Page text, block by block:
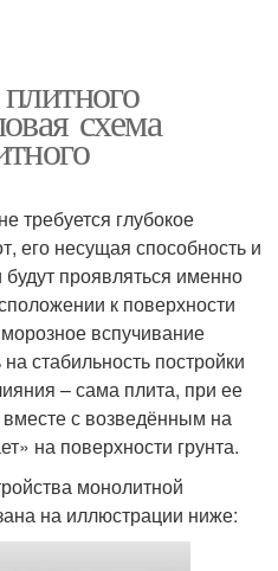
схема
требуется глубокое
его несущая способность и
проявляться именно
к поверхности
вспучивание
стабильность постройки
– сама плита, при ее
с возведённым на
на поверхности грунта.
монолитной
на иллюстрации ниже: